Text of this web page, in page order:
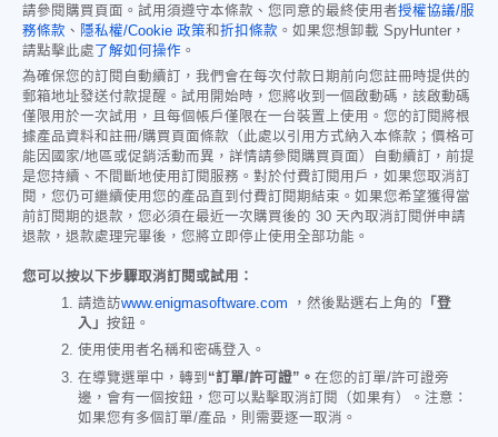
請參閱購買頁面。試用須遵守本條款、您同意的最終使用者授權協議/服
務條款 、 隱私權/Cookie 政策和折扣條款 。如果您想卸載 SpyHunter，
請點擊此處了解如何操作 。
為確保您的訂閱自動續訂，我們會在每次付款日期前向您註冊時提供的
郵箱地址發送付款提醒。試用開始時，您將收到一個啟動碼，該啟動碼
僅限用於一次試用，且每個帳戶僅限在一台裝置上使用。您的訂閱將根
據產品資料和註冊/購買頁面條款（此處以引用方式納入本條款；價格可
能因國家/地區或促銷活動而異，詳情請參閱購買頁面）自動續訂，前提
是您持續、不間斷地使用訂閱服務。對於付費訂閱用戶，如果您取消訂
閱，您仍可繼續使用您的產品直到付費訂閱期結束。如果您希望獲得當
前訂閱期的退款，您必須在最近一次購買後的 30 天內取消訂閱併申請
退款，退款處理完畢後，您將立即停止使用全部功能。
您可以按以下步驟取消訂閱或試用：
請造訪www.enigmasoftware.com ，然後點選右上角的 「登
入」 按鈕。
使用使用者名稱和密碼登入。
在導覽選單中，轉到 “訂單/許可證”。 在您的訂單/許可證旁
邊，會有一個按鈕，您可以點擊取消訂閱（如果有）。注意：
如果您有多個訂單/產品，則需要逐一取消。